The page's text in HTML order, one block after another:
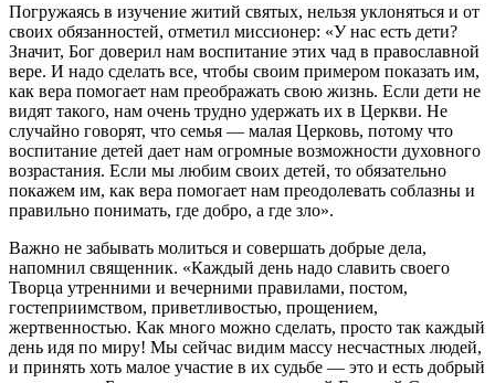
Погружаясь в изучение житий святых, нельзя уклоняться и от
своих обязанностей, отметил миссионер: «У нас есть дети?
Значит, Бог доверил нам воспитание этих чад в православной
вере. И надо сделать все, чтобы своим примером показать им,
как вера помогает нам преображать свою жизнь. Если дети не
видят такого, нам очень трудно удержать их в Церкви. Не
случайно говорят, что семья — малая Церковь, потому что
воспитание детей дает нам огромные возможности духовного
возрастания. Если мы любим своих детей, то обязательно
покажем им, как вера помогает нам преодолевать соблазны и
правильно понимать, где добро, а где зло».
Важно не забывать молиться и совершать добрые дела,
напомнил священник. «Каждый день надо славить своего
Творца утренними и вечерними правилами, постом,
гостеприимством, приветливостью, прощением,
жертвенностью. Как много можно сделать, просто так каждый
день идя по миру! Мы сейчас видим массу несчастных людей,
и принять хоть малое участие в их судьбе — это и есть добрый